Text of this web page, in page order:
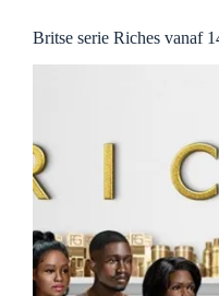
Britse serie Riches vanaf